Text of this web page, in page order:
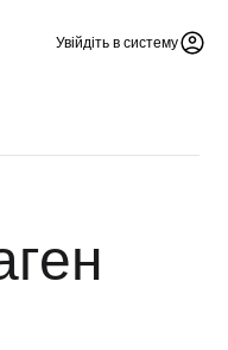
Увійдіть в систему